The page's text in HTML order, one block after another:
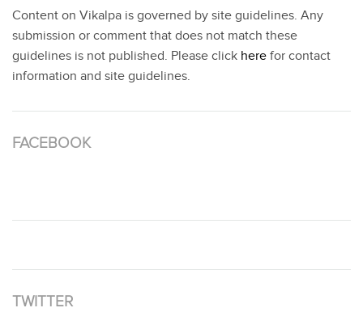
Content on Vikalpa is governed by site guidelines. Any
submission or comment that does not match these
guidelines is not published. Please click here for contact
information and site guidelines.
FACEBOOK
TWITTER